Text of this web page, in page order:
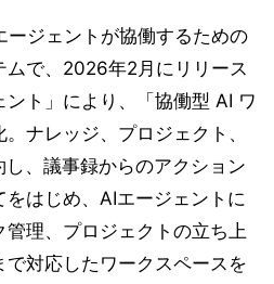
ジェントが協働するための
ムで、2026年2月にリリース
ント」により、「協働型 AI ワ
ナレッジ、プロジェクト、
、議事録からのアクション
はじめ、AIエージェントに
管理、プロジェクトの立ち上
対応したワークスペースを